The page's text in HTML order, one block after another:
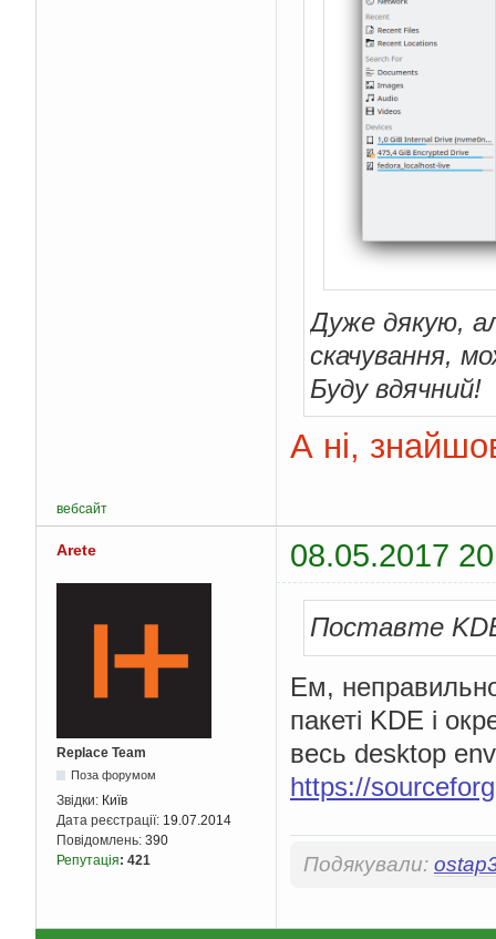
Дуже дякую,
скачування,
Буду вдячний!
А ні,
вебсайт
Arete 08.05.2017
Replace Team
Поза форумом
Звідки: Київ
Дата реєстрації: 19.07.2014
Повідомлень: 390
Репутація: 421
Поставте
Ем,
пакеті KDE і
весь desktop
https://
Подякували: